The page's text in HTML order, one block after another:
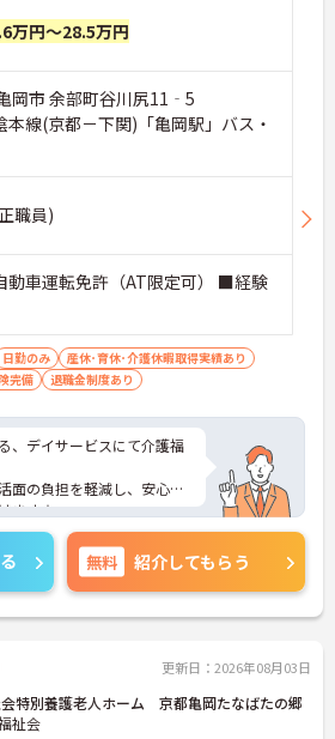
万円～28.5万円
岡市 余部町谷川尻11‐5
本線(京都－下関)「亀岡駅」バス・
職員)
車運転免許（AT限定可） ■経験
日勤のみ
産休･育休･介護休暇取得実績あり
完備 退職金制度あり
、デイサービスにて介護福
面の負担を軽減し、安心し
ます☆
ので、モチベーションを保
ます♪
能なので通勤らくらくです
接対策ポイントなど、さら
無料 紹介してもらう
更新日：2026年08月03日
特別養護老人ホーム 京都亀岡たなばたの郷
祉会